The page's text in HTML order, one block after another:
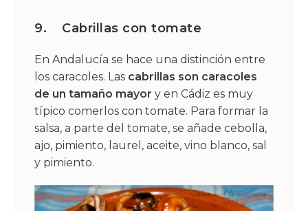
9. Cabrillas con tomate
En Andalucía se hace una distinción entre
los caracoles. Las cabrillas son caracoles
de un tamaño mayor y en Cádiz es muy
típico comerlos con tomate. Para formar la
salsa, a parte del tomate, se añade cebolla,
ajo, pimiento, laurel, aceite, vino blanco, sal
y pimiento.